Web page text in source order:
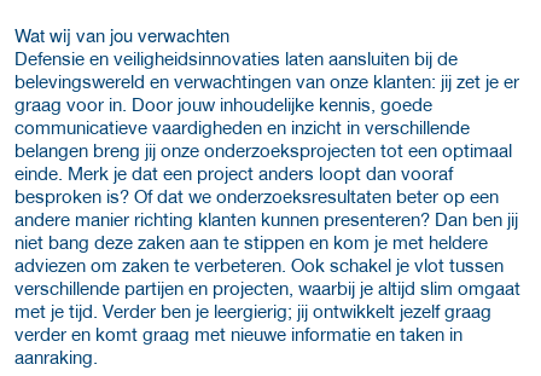
Wat wij van jou verwachten
Defensie en veiligheidsinnovaties laten aansluiten bij de
belevingswereld en verwachtingen van onze klanten: jij zet je er
graag voor in. Door jouw inhoudelijke kennis, goede
communicatieve vaardigheden en inzicht in verschillende
belangen breng jij onze onderzoeksprojecten tot een optimaal
einde. Merk je dat een project anders loopt dan vooraf
besproken is? Of dat we onderzoeksresultaten beter op een
andere manier richting klanten kunnen presenteren? Dan ben jij
niet bang deze zaken aan te stippen en kom je met heldere
adviezen om zaken te verbeteren. Ook schakel je vlot tussen
verschillende partijen en projecten, waarbij je altijd slim omgaat
met je tijd. Verder ben je leergierig; jij ontwikkelt jezelf graag
verder en komt graag met nieuwe informatie en taken in
aanraking.